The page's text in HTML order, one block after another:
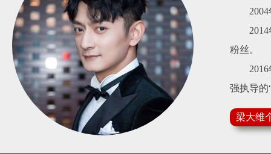
2004年
2014年
粉丝。
2016年
强执导的
谊。
2017年
梁大维